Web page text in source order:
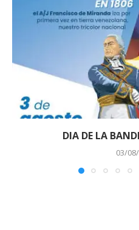
DIA DE LA
03/